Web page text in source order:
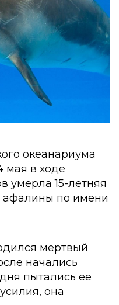
океанариума
мая в ходе
умерла 15-летняя
афалины по имени
мертвый
начались
пытались ее
она